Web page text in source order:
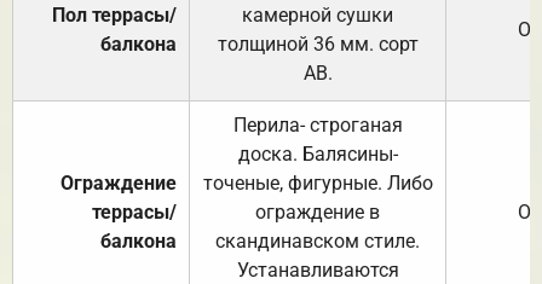
Пол террасы/
балкона
камерной сушки
толщиной 36 мм. сорт
АВ.
Ограждение
террасы/
балкона
Перила- строганая
доска. Балясины-
точеные, фигурные. Либо
ограждение в
скандинавском стиле.
Устанавливаются